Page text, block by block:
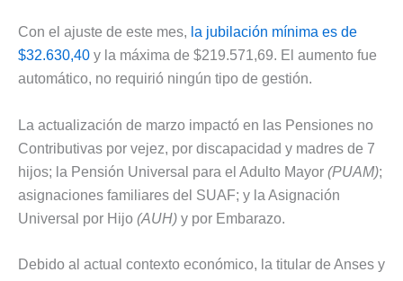
Con el ajuste de este mes, la jubilación mínima es de
$32.630,40 y la máxima de $219.571,69. El aumento fue
automático, no requirió ningún tipo de gestión.
La actualización de marzo impactó en las Pensiones no
Contributivas por vejez, por discapacidad y madres de 7
hijos; la Pensión Universal para el Adulto Mayor (PUAM);
asignaciones familiares del SUAF; y la Asignación
Universal por Hijo (AUH) y por Embarazo.
Debido al actual contexto económico, la titular de Anses y